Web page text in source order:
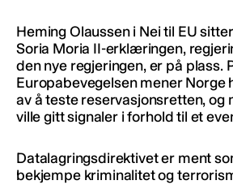
Heming Olaussen i Nei til EU
Soria Moria II-erklæringen,
den nye regjeringen, er på plass.
Europabevegelsen mener Norge
av å teste reservasjonsretten, og
ville gitt signaler i forhold til et
Datalagringsdirektivet er ment
bekjempe kriminalitet og